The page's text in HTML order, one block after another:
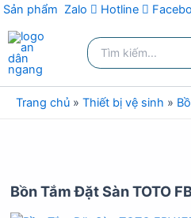
Sản phẩm Zalo Hotline
Nhảy
tới
nội
dung
Tìm
kiếm:
kiếm
Trang chủ » Thiết bị vệ sinh »
Bồn Tắm Đặt Sàn TOTO